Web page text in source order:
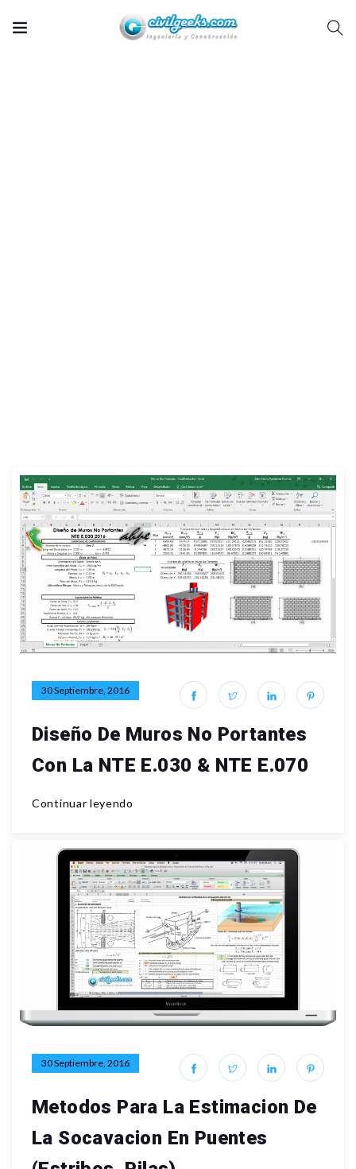
30 Septiembre, 2016
Diseño De Muros No Portantes
Con La NTE E.030 & NTE E.070
Continuar leyendo
30 Septiembre, 2016
Metodos Para La Estimacion De
La Socavacion En Puentes